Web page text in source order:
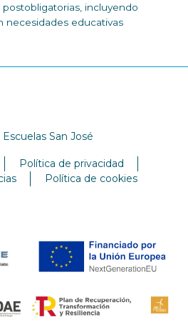
incluyendo
necesidades educativas
San José
Política de privacidad
Política de cookies